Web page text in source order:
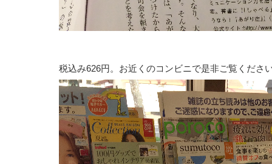
税込み626円。お近くのコンビニで是非ご覧くださ